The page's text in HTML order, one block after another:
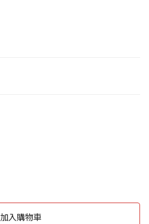
加入購物車